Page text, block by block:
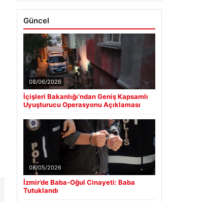
Güncel
08/06/2026
İçişleri Bakanlığı’ndan Geniş Kapsamlı
Uyuşturucu Operasyonu Açıklaması
08/05/2026
İzmir’de Baba-Oğul Cinayeti: Baba
Tutuklandı